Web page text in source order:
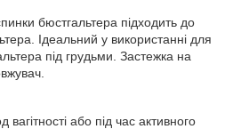
бюстгальтера підходить до
Ідеальний у використанні для
під грудьми. Застежка на
або під час активного